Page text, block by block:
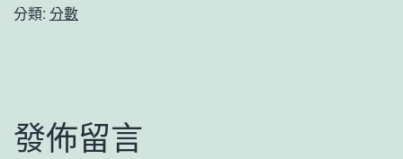
分類: 分數
發佈留言